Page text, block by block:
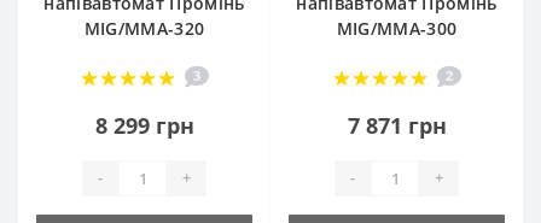
MIG/MMA-320
3
8 299 грн
- +
MIG/MMA-300
2
7 871 грн
- +